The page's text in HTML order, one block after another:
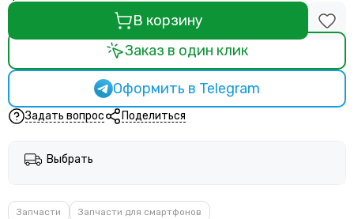
В корзину
Заказ в один клик
Оформить в Telegram
Задать вопрос Поделиться
Выбрать
Запчасти
Запчасти для смартфонов